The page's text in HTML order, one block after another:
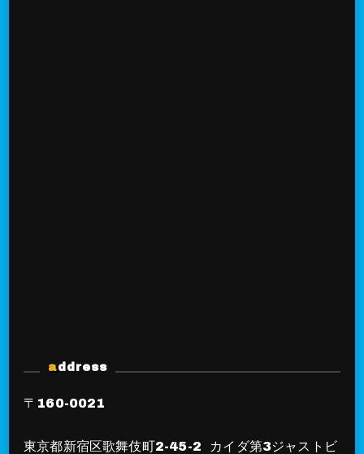
address
〒160-0021
東京都新宿区歌舞伎町2-45-2 カイダ第3ジャストビ